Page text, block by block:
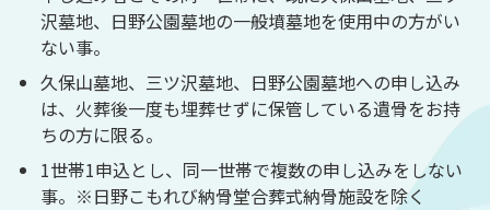
沢墓地、日野公園墓地の一般墳墓地を使用中の方がい
ない事。
久保山墓地、三ツ沢墓地、日野公園墓地への申し込み
は、火葬後一度も埋葬せずに保管している遺骨をお持
ちの方に限る。
1世帯1申込とし、同一世帯で複数の申し込みをしない
事。※日野こもれび納骨堂合葬式納骨施設を除く